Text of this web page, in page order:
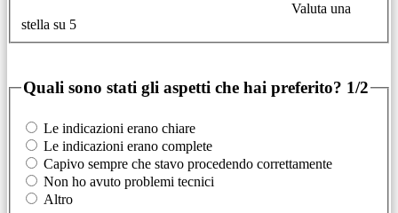
Valuta una
stella su 5
Quali sono stati gli aspetti che hai preferito? 1/2
Le indicazioni erano chiare
Le indicazioni erano complete
Capivo sempre che stavo procedendo correttamente
Non ho avuto problemi tecnici
Altro